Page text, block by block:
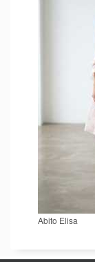
Abito Elisa